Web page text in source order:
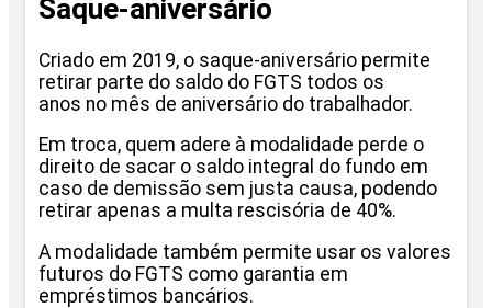
Saque-aniversário
Criado em 2019, o saque-aniversário permite
retirar parte do saldo do FGTS todos os
anos no mês de aniversário do trabalhador.
Em troca, quem adere à modalidade perde o
direito de sacar o saldo integral do fundo em
caso de demissão sem justa causa, podendo
retirar apenas a multa rescisória de 40%.
A modalidade também permite usar os valores
futuros do FGTS como garantia em
empréstimos bancários.